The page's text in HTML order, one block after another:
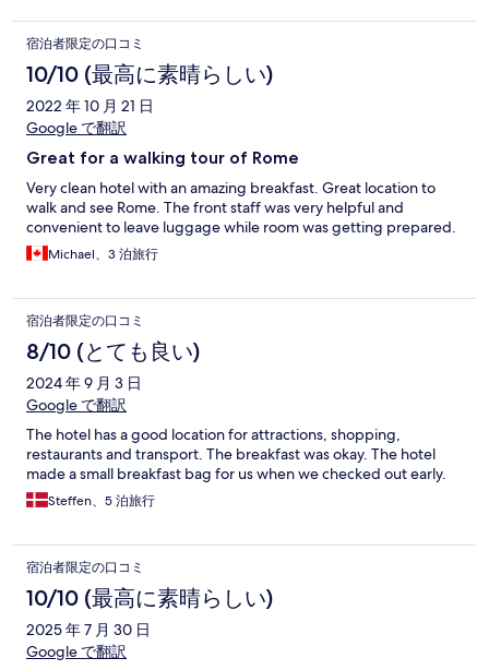
宿泊者限定の口コミ
10/10 (最高に素晴らしい)
2022 年 10 月 21 日
Google で翻訳
Great for a walking tour of Rome
Very clean hotel with an amazing breakfast. Great location to
walk and see Rome. The front staff was very helpful and
convenient to leave luggage while room was getting prepared.
Michael、3 泊旅行
宿泊者限定の口コミ
8/10 (とても良い)
2024 年 9 月 3 日
Google で翻訳
The hotel has a good location for attractions, shopping,
restaurants and transport. The breakfast was okay. The hotel
made a small breakfast bag for us when we checked out early.
Steffen、5 泊旅行
宿泊者限定の口コミ
10/10 (最高に素晴らしい)
2025 年 7 月 30 日
Google で翻訳